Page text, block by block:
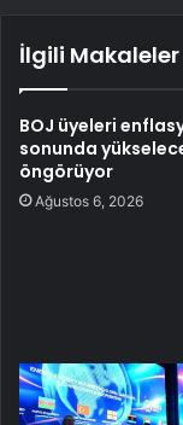
İlgili Makaleler
BOJ üyeleri
sonunda
öngörüyor
Ağustos 6, 2026